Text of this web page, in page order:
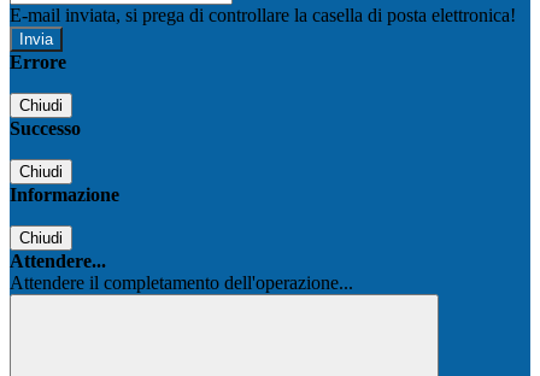
E-mail inviata, si prega di controllare la casella di posta elettronica!
Errore
Chiudi
Successo
Chiudi
Informazione
Chiudi
Attendere...
Attendere il completamento dell'operazione...